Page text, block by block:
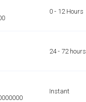
10000
0 - 12 Hours
24 - 72 hours
1000000000
Instant